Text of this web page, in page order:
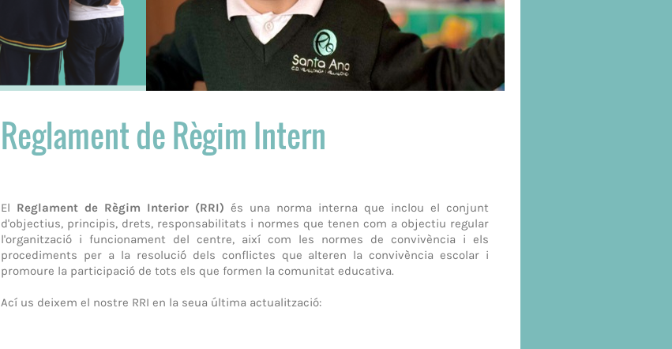
Reglament de Règim Intern
El Reglament de Règim Interior (RRI) és una norma interna que inclou el conjunt
d'objectius, principis, drets, responsabilitats i normes que tenen com a objectiu regular
l'organització i funcionament del centre, així com les normes de convivència i els
procediments per a la resolució dels conflictes que alteren la convivència escolar i
promoure la participació de tots els que formen la comunitat educativa.
Ací us deixem el nostre RRI en la seua última actualització: